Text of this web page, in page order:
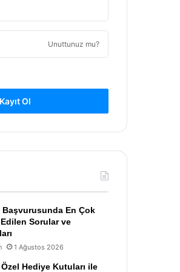
Unuttunuz mu?
Kayıt Ol
Başvurusunda En Çok
Sorular ve
1 Ağustos 2026
Hediye Kutuları ile